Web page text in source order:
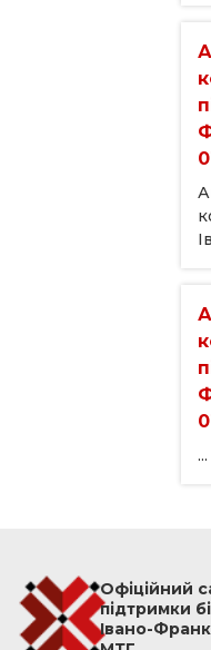
...
Офіційний
підтримки
Івано-